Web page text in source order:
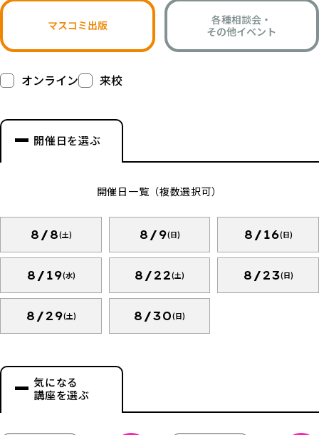
マスコミ出版
各種相談会・
その他イベント
オンライン 来校
開催日を選ぶ
開催日一覧（複数選択可）
8/8(土) 8/9(日) 8/16(日)
8/19(水) 8/22(土) 8/23(日)
8/29(土) 8/30(日)
気になる
講座を選ぶ